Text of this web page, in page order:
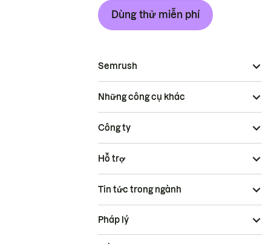
Dùng thử miễn phí
Semrush
Những công cụ khác
Công ty
Hỗ trợ
Tin tức trong ngành
Pháp lý